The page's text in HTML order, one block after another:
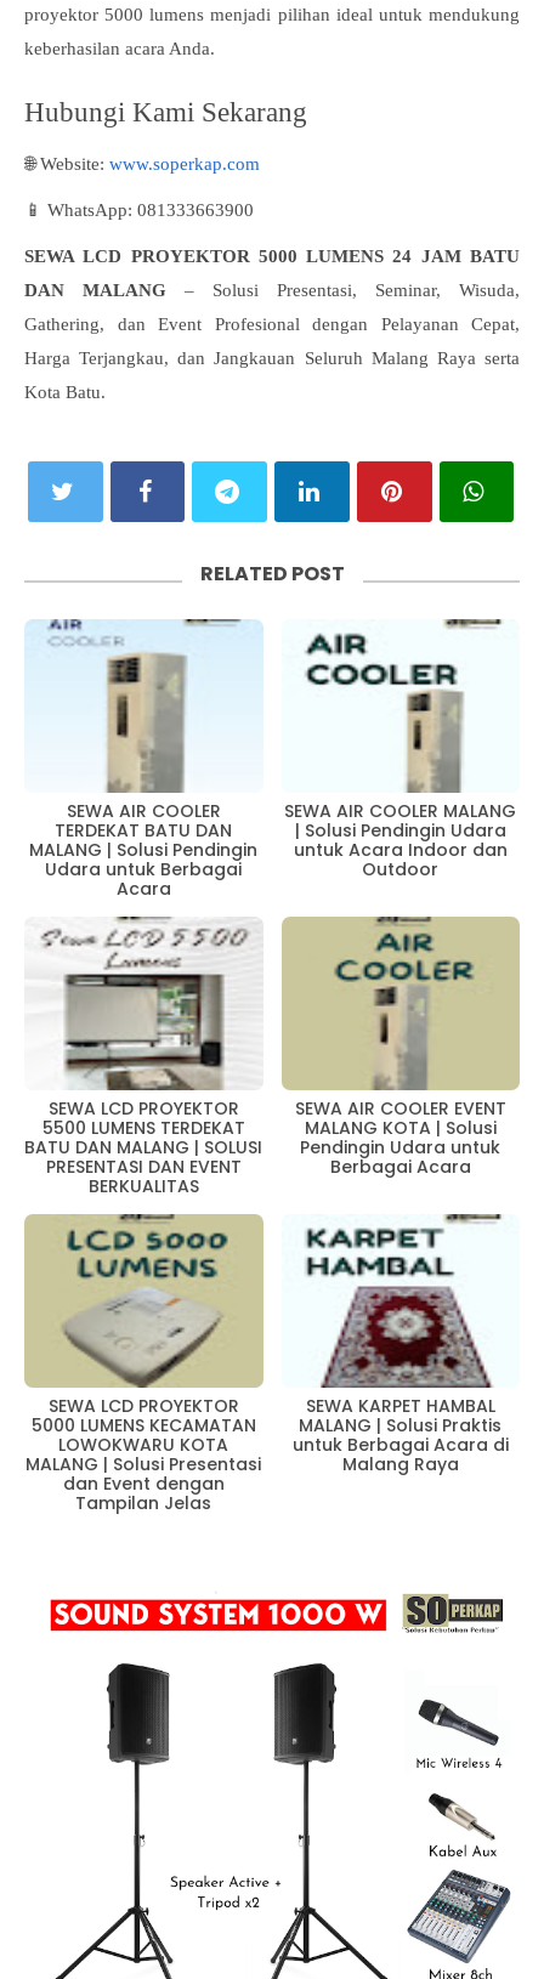
proyektor 5000 lumens menjadi pilihan ideal untuk mendukung
keberhasilan acara Anda.
Hubungi Kami Sekarang
🌐 Website: www.soperkap.com
📱 WhatsApp: 081333663900
SEWA LCD PROYEKTOR 5000 LUMENS 24 JAM BATU
DAN MALANG – Solusi Presentasi, Seminar, Wisuda,
Gathering, dan Event Profesional dengan Pelayanan Cepat,
Harga Terjangkau, dan Jangkauan Seluruh Malang Raya serta
Kota Batu.
RELATED POST
SEWA AIR COOLER
TERDEKAT BATU DAN
MALANG | Solusi Pendingin
Udara untuk Berbagai
Acara
SEWA AIR COOLER MALANG
| Solusi Pendingin Udara
untuk Acara Indoor dan
Outdoor
SEWA LCD PROYEKTOR
5500 LUMENS TERDEKAT
BATU DAN MALANG | SOLUSI
PRESENTASI DAN EVENT
BERKUALITAS
SEWA AIR COOLER EVENT
MALANG KOTA | Solusi
Pendingin Udara untuk
Berbagai Acara
SEWA LCD PROYEKTOR
5000 LUMENS KECAMATAN
LOWOKWARU KOTA
MALANG | Solusi Presentasi
dan Event dengan
Tampilan Jelas
SEWA KARPET HAMBAL
MALANG | Solusi Praktis
untuk Berbagai Acara di
Malang Raya